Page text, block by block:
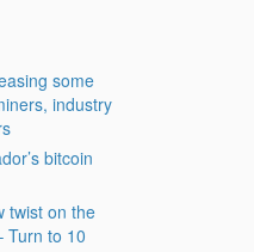
some
industry
bitcoin
twist on the
Turn to 10